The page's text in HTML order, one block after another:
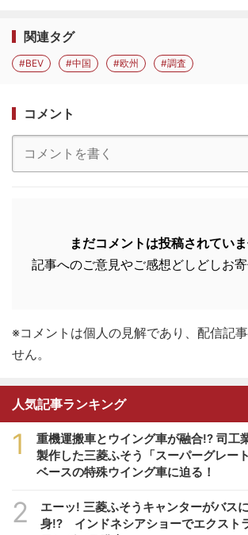
関連タグ
#BEV #中国 #欧州 #調査
コメント
まだコメントは投稿されていま
記事へのご意見やご感想どしどしお寄
※コメントは個人の見解であり、配信記
せん。
人気記事ランキング
1
重機運搬車とウイング車が融合!? 司工
製作した三菱ふそう「スーパーグレート
ベースの特殊ウイング車に迫る！
2
エーッ! 三菱ふそうキャンターがバス
身!? インドネシアショーでエクスト